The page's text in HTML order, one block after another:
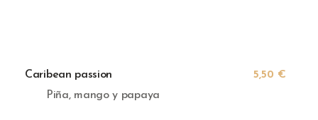
Caribean passion 5,50 €
Piña, mango y papaya